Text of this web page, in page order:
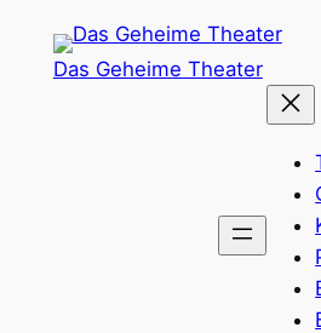
Inhalt
Das Geheime Theater